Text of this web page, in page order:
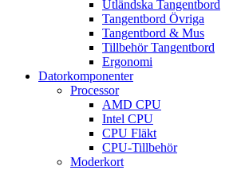
Utländska Tangentbord
Tangentbord Övriga
Tangentbord & Mus
Tillbehör Tangentbord
Ergonomi
Datorkomponenter
Processor
AMD CPU
Intel CPU
CPU Fläkt
CPU-Tillbehör
Moderkort